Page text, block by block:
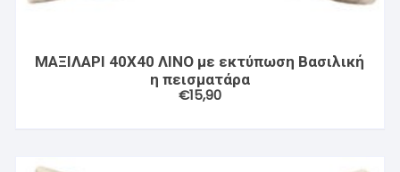
ΜΑΞΙΛΑΡΙ 40X40 ΛΙΝΟ με εκτύπωση Βασιλική
η πεισματάρα
€15,90